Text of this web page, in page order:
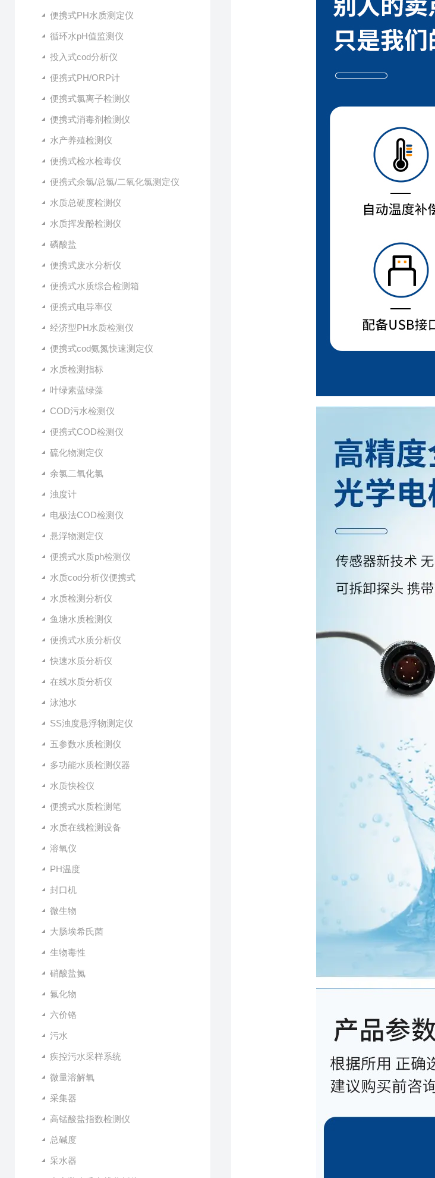
便携式PH水质测定仪
循环水pH值监测仪
投入式cod分析仪
便携式PH/ORP计
便携式氯离子检测仪
便携式消毒剂检测仪
水产养殖检测仪
便携式检水检毒仪
便携式余氯/总氯/二氧化氯测定仪
水质总硬度检测仪
水质挥发酚检测仪
磷酸盐
便携式废水分析仪
便携式水质综合检测箱
便携式电导率仪
经济型PH水质检测仪
便携式cod氨氮快速测定仪
水质检测指标
叶绿素蓝绿藻
COD污水检测仪
便携式COD检测仪
硫化物测定仪
余氯二氧化氯
浊度计
电极法COD检测仪
悬浮物测定仪
便携式水质ph检测仪
水质cod分析仪便携式
水质检测分析仪
鱼塘水质检测仪
便携式水质分析仪
快速水质分析仪
在线水质分析仪
泳池水
SS浊度悬浮物测定仪
五参数水质检测仪
多功能水质检测仪器
水质快检仪
便携式水质检测笔
水质在线检测设备
溶氧仪
PH温度
封口机
微生物
大肠埃希氏菌
生物毒性
硝酸盐氮
氟化物
六价铬
污水
疾控污水采样系统
微量溶解氧
采集器
高锰酸盐指数检测仪
总碱度
采水器